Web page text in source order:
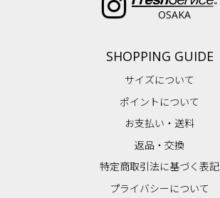
OSAKA
SHOPPING GUIDE
サイズについて
ポイントについて
お支払い・送料
返品・交換
特定商取引法に基づく表記
プライバシーについて